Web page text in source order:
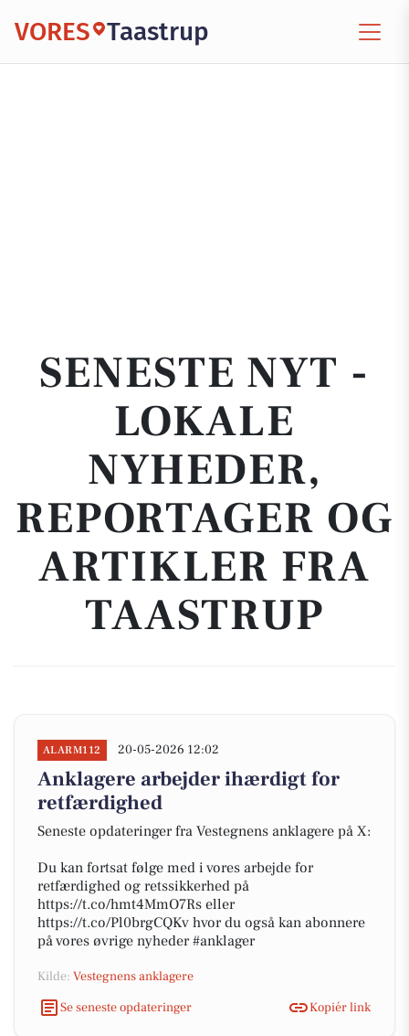
VORES Taastrup
SENESTE NYT -
LOKALE
NYHEDER,
REPORTAGER OG
ARTIKLER FRA
TAASTRUP
ALARM112 20-05-2026 12:02
Anklagere arbejder ihærdigt for
retfærdighed
Seneste opdateringer fra Vestegnens anklagere på X:
Du kan fortsat følge med i vores arbejde for
retfærdighed og retssikkerhed på
https://t.co/hmt4MmO7Rs eller
https://t.co/Pl0brgCQKv hvor du også kan abonnere
på vores øvrige nyheder #anklager
Kilde: Vestegnens anklagere
Se seneste opdateringer
Kopiér link